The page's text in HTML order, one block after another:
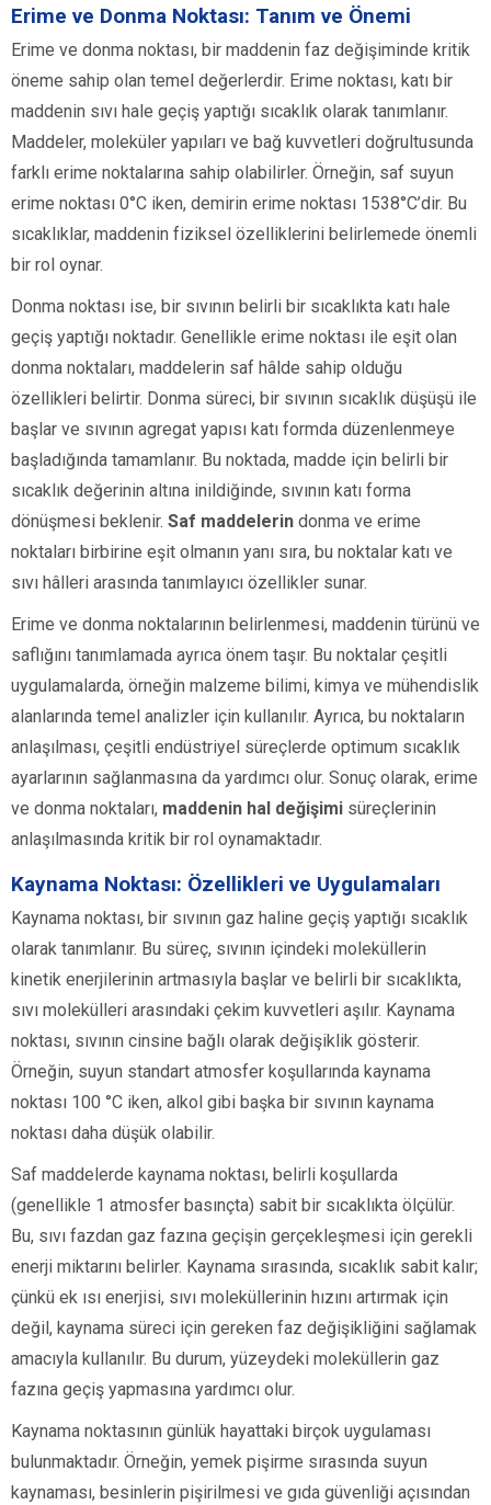
Erime ve Donma Noktası: Tanım ve Önemi
Erime ve donma noktası, bir maddenin faz değişiminde kritik
öneme sahip olan temel değerlerdir. Erime noktası, katı bir
maddenin sıvı hale geçiş yaptığı sıcaklık olarak tanımlanır.
Maddeler, moleküler yapıları ve bağ kuvvetleri doğrultusunda
farklı erime noktalarına sahip olabilirler. Örneğin, saf suyun
erime noktası 0°C iken, demirin erime noktası 1538°C’dir. Bu
sıcaklıklar, maddenin fiziksel özelliklerini belirlemede önemli
bir rol oynar.
Donma noktası ise, bir sıvının belirli bir sıcaklıkta katı hale
geçiş yaptığı noktadır. Genellikle erime noktası ile eşit olan
donma noktaları, maddelerin saf hâlde sahip olduğu
özellikleri belirtir. Donma süreci, bir sıvının sıcaklık düşüşü ile
başlar ve sıvının agregat yapısı katı formda düzenlenmeye
başladığında tamamlanır. Bu noktada, madde için belirli bir
sıcaklık değerinin altına inildiğinde, sıvının katı forma
dönüşmesi beklenir. Saf maddelerin donma ve erime
noktaları birbirine eşit olmanın yanı sıra, bu noktalar katı ve
sıvı hâlleri arasında tanımlayıcı özellikler sunar.
Erime ve donma noktalarının belirlenmesi, maddenin türünü ve
saflığını tanımlamada ayrıca önem taşır. Bu noktalar çeşitli
uygulamalarda, örneğin malzeme bilimi, kimya ve mühendislik
alanlarında temel analizler için kullanılır. Ayrıca, bu noktaların
anlaşılması, çeşitli endüstriyel süreçlerde optimum sıcaklık
ayarlarının sağlanmasına da yardımcı olur. Sonuç olarak, erime
ve donma noktaları, maddenin hal değişimi süreçlerinin
anlaşılmasında kritik bir rol oynamaktadır.
Kaynama Noktası: Özellikleri ve Uygulamaları
Kaynama noktası, bir sıvının gaz haline geçiş yaptığı sıcaklık
olarak tanımlanır. Bu süreç, sıvının içindeki moleküllerin
kinetik enerjilerinin artmasıyla başlar ve belirli bir sıcaklıkta,
sıvı molekülleri arasındaki çekim kuvvetleri aşılır. Kaynama
noktası, sıvının cinsine bağlı olarak değişiklik gösterir.
Örneğin, suyun standart atmosfer koşullarında kaynama
noktası 100 °C iken, alkol gibi başka bir sıvının kaynama
noktası daha düşük olabilir.
Saf maddelerde kaynama noktası, belirli koşullarda
(genellikle 1 atmosfer basınçta) sabit bir sıcaklıkta ölçülür.
Bu, sıvı fazdan gaz fazına geçişin gerçekleşmesi için gerekli
enerji miktarını belirler. Kaynama sırasında, sıcaklık sabit kalır;
çünkü ek ısı enerjisi, sıvı moleküllerinin hızını artırmak için
değil, kaynama süreci için gereken faz değişikliğini sağlamak
amacıyla kullanılır. Bu durum, yüzeydeki moleküllerin gaz
fazına geçiş yapmasına yardımcı olur.
Kaynama noktasının günlük hayattaki birçok uygulaması
bulunmaktadır. Örneğin, yemek pişirme sırasında suyun
kaynaması, besinlerin pişirilmesi ve gıda güvenliği açısından